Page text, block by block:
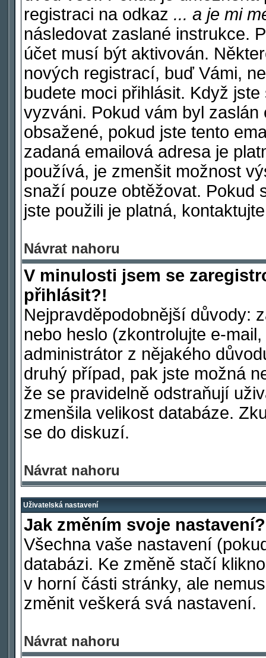
registraci na odkaz ... a je mi
následovat zaslané instrukce.
účet musí být aktivován.
nových registrací, buď Vámi,
budete moci přihlásit. Když
vyzváni. Pokud vám byl
obsažené, pokud jste tento
zadaná emailová adresa je
používá, je zmenšit možnost
snaží pouze obtěžovat. Pokud
jste použili je platná,
Návrat nahoru
V minulosti jsem se
přihlásit?!
Nejpravděpodobnější důvody:
nebo heslo (zkontrolujte e-
administrátor z nějakého
druhý případ, pak jste možná
že se pravidelně odstraňují
zmenšila velikost databáze.
se do diskuzí.
Návrat nahoru
Uživatelská nastavení
Jak změním svoje nastavení?
Všechna vaše nastavení
databázi. Ke změně stačí
v horní části stránky, ale
změnit veškerá svá nastavení.
Návrat nahoru